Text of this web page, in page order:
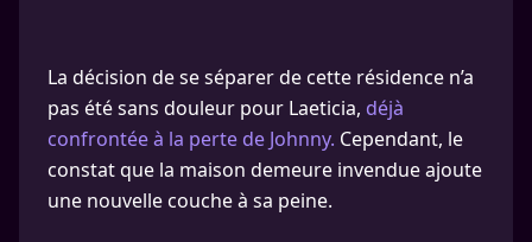
La décision de se séparer de cette résidence n’a
pas été sans douleur pour Laeticia, déjà
confrontée à la perte de Johnny. Cependant, le
constat que la maison demeure invendue ajoute
une nouvelle couche à sa peine.